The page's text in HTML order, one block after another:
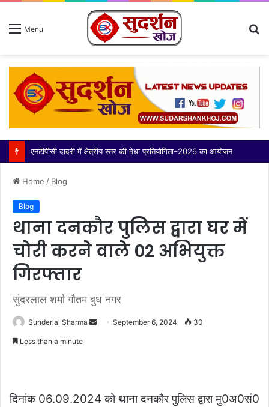
Menu
एनटीपीसी दादरी में क्षेत्रीय स्तर की मेधा प्रतियोगिता–2026 का आयोजन
Home / Blog
Blog
थाना दनकौर पुलिस द्वारा घर में
चोरी करने वाले 02 अभियुक्त
गिरफ्तार
सुंदरलाल शर्मा गौतम बुध नगर
Sunderlal Sharma
SendSeptember 6, 2024 30
Less than a minute
दिनांक 06.09.2024 को थाना दनकौर पुलिस द्वारा मु0अ0सं0